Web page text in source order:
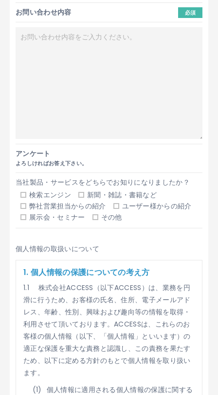
お問い合わせ内容 必須
アンケート
よろしければお答え下さい。
当社製品・サービスをどちらでお知りになりましたか？
検索エンジン
新聞・雑誌・書籍など
弊社営業担当からの紹介
ユーザー様からの紹介
展示会・セミナー
その他
個人情報の取扱いについて
1. 個人情報の保護についての考え方
1.1 株式会社ACCESS（以下ACCESS）は、業務を円
滑に行うため、お客様の氏名、住所、電子メールアド
レス、年齢、性別、興味および趣向等の情報を取得・
利用させて頂いております。ACCESSは、これらのお
客様の個人情報（以下、「個人情報」といいます）の
適正な保護を重大な責務と認識し、この責務を果たす
ため、以下に定める方針のもとで個人情報を取り扱い
ます。
個人情報に適用される個人情報の保護に関する